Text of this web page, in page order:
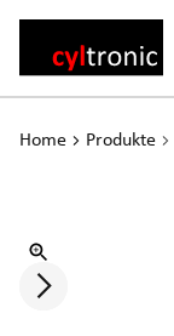
Home Produkte